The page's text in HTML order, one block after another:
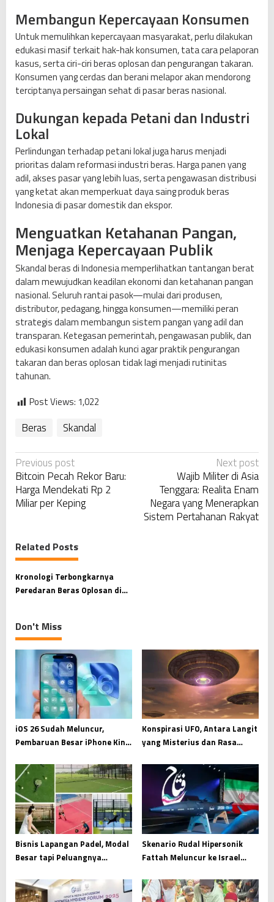
Membangun Kepercayaan Konsumen
Untuk memulihkan kepercayaan masyarakat, perlu dilakukan
edukasi masif terkait hak-hak konsumen, tata cara pelaporan
kasus, serta ciri-ciri beras oplosan dan pengurangan takaran.
Konsumen yang cerdas dan berani melapor akan mendorong
terciptanya persaingan sehat di pasar beras nasional.
Dukungan kepada Petani dan Industri
Lokal
Perlindungan terhadap petani lokal juga harus menjadi
prioritas dalam reformasi industri beras. Harga panen yang
adil, akses pasar yang lebih luas, serta pengawasan distribusi
yang ketat akan memperkuat daya saing produk beras
Indonesia di pasar domestik dan ekspor.
Menguatkan Ketahanan Pangan,
Menjaga Kepercayaan Publik
Skandal beras di Indonesia memperlihatkan tantangan berat
dalam mewujudkan keadilan ekonomi dan ketahanan pangan
nasional. Seluruh rantai pasok—mulai dari produsen,
distributor, pedagang, hingga konsumen—memiliki peran
strategis dalam membangun sistem pangan yang adil dan
transparan. Ketegasan pemerintah, pengawasan publik, dan
edukasi konsumen adalah kunci agar praktik pengurangan
takaran dan beras oplosan tidak lagi menjadi rutinitas
tahunan.
Post Views: 1,022
Beras Skandal
P
o
s
t
a
v
i
g
a
t
i
n
Previous post
Bitcoin Pecah Rekor Baru:
Harga Mendekati Rp 2
Miliar per Keping
Next post
Wajib Militer di Asia
Tenggara: Realita Enam
Negara yang Menerapkan
Sistem Pertahanan Rakyat
Related Posts
Kronologi Terbongkarnya
Peredaran Beras Oplosan di
Don't Miss
iOS 26 Sudah Meluncur,
Pembaruan Besar iPhone Kini
Konspirasi UFO, Antara Langit
yang Misterius dan Rasa
Bisnis Lapangan Padel, Modal
Besar tapi Peluangnya
Skenario Rudal Hipersonik
Fattah Meluncur ke Israel
Konflik Besar